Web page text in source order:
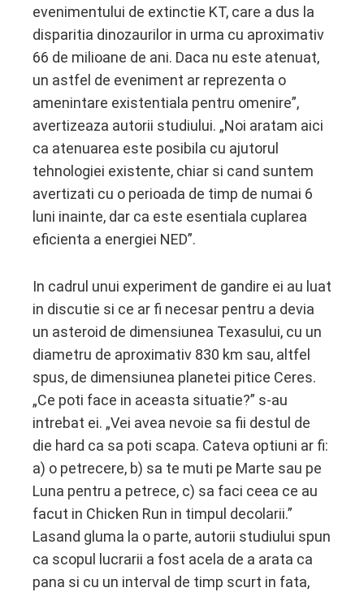
evenimentului de extinctie KT, care a dus la
disparitia dinozaurilor in urma cu aproximativ
66 de milioane de ani. Daca nu este atenuat,
un astfel de eveniment ar reprezenta o
amenintare existentiala pentru omenire”,
avertizeaza autorii studiului. „Noi aratam aici
ca atenuarea este posibila cu ajutorul
tehnologiei existente, chiar si cand suntem
avertizati cu o perioada de timp de numai 6
luni inainte, dar ca este esentiala cuplarea
eficienta a energiei NED”.
In cadrul unui experiment de gandire ei au luat
in discutie si ce ar fi necesar pentru a devia
un asteroid de dimensiunea Texasului, cu un
diametru de aproximativ 830 km sau, altfel
spus, de dimensiunea planetei pitice Ceres.
„Ce poti face in aceasta situatie?” s-au
intrebat ei. „Vei avea nevoie sa fii destul de
die hard ca sa poti scapa. Cateva optiuni ar fi:
a) o petrecere, b) sa te muti pe Marte sau pe
Luna pentru a petrece, c) sa faci ceea ce au
facut in Chicken Run in timpul decolarii.”
Lasand gluma la o parte, autorii studiului spun
ca scopul lucrarii a fost acela de a arata ca
pana si cu un interval de timp scurt in fata,